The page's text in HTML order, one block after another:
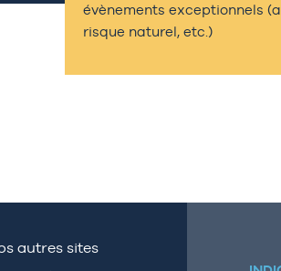
évènements exceptionnels
risque naturel, etc.)
autres sites